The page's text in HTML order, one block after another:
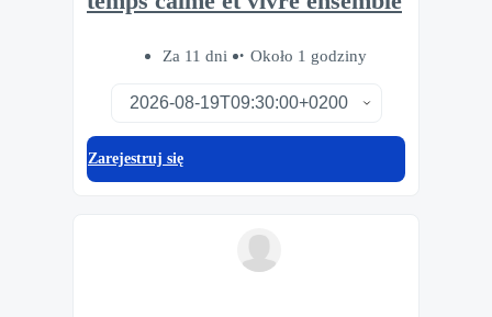
Za 11 dni Około 1 godziny
Zarejestruj się